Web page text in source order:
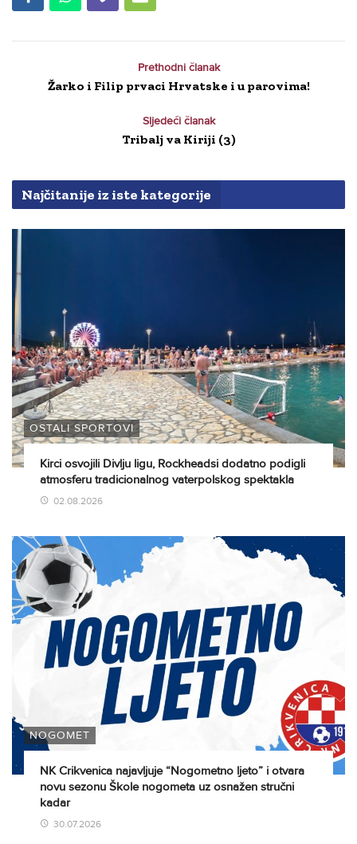
Prethodni članak
Žarko i Filip prvaci Hrvatske i u parovima!
Sljedeći članak
Tribalj va Kiriji (3)
Najčitanije iz iste kategorije
OSTALI SPORTOVI
Kirci osvojili Divlju ligu, Rockheadsi dodatno podigli
atmosferu tradicionalnog vaterpolskog spektakla
02.08.2026
NOGOMET
NK Crikvenica najavljuje “Nogometno ljeto” i otvara
novu sezonu Škole nogometa uz osnažen stručni
kadar
30.07.2026